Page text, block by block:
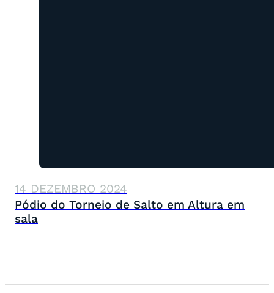
14 DEZEMBRO 2024
Pódio do Torneio de Salto em Altura em
sala